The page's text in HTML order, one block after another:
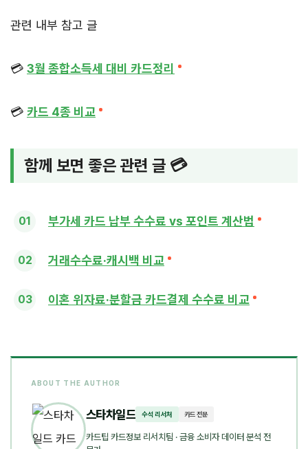
관련 내부 참고 글
💳 3월 종합소득세 대비 카드정리
💳 카드 4종 비교
함께 보면 좋은 관련 글 💳
부가세 카드 납부 수수료 vs 포인트 계산법
거래수수료·캐시백 비교
이혼 위자료·분할금 카드결제 수수료 비교
ABOUT THE AUTHOR
스타차일드 수석 리서처 카드 전문
카드팁 카드정보 리서치팀 · 금융 소비자 데이터 분석 전